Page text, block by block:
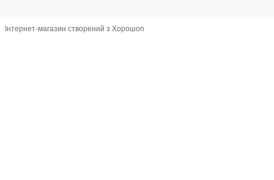
Інтернет-магазин створений з Хорошоп